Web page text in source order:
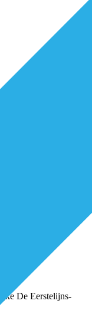
De Eerstelijns-